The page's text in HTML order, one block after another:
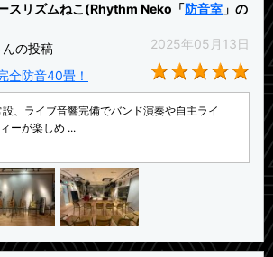
スリズムねこ(Rhythm Neko「防音室 」の
の投稿
2025年05月13日
★5
全防音40畳！
、ライブ音響完備でバンド演奏や自主ライ
ーが楽しめ ...